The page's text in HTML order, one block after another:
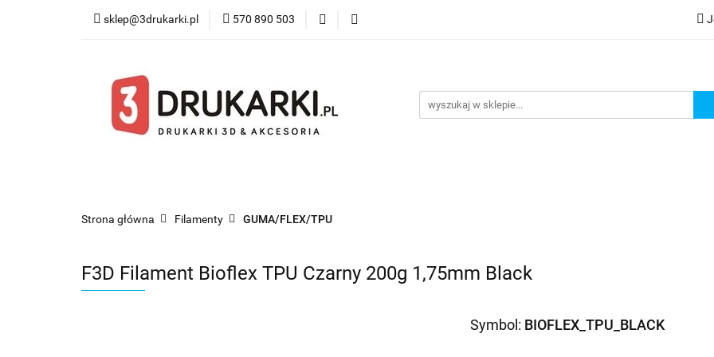
sklep@3drukarki.pl 570 890 503
Blog Bestsellery
Strona główna Filamenty GUMA/FLEX/TPU
F3D Filament Bioflex TPU Czarny 200g 1,75mm Black
Symbol: BIOFLEX_TPU_BLACK